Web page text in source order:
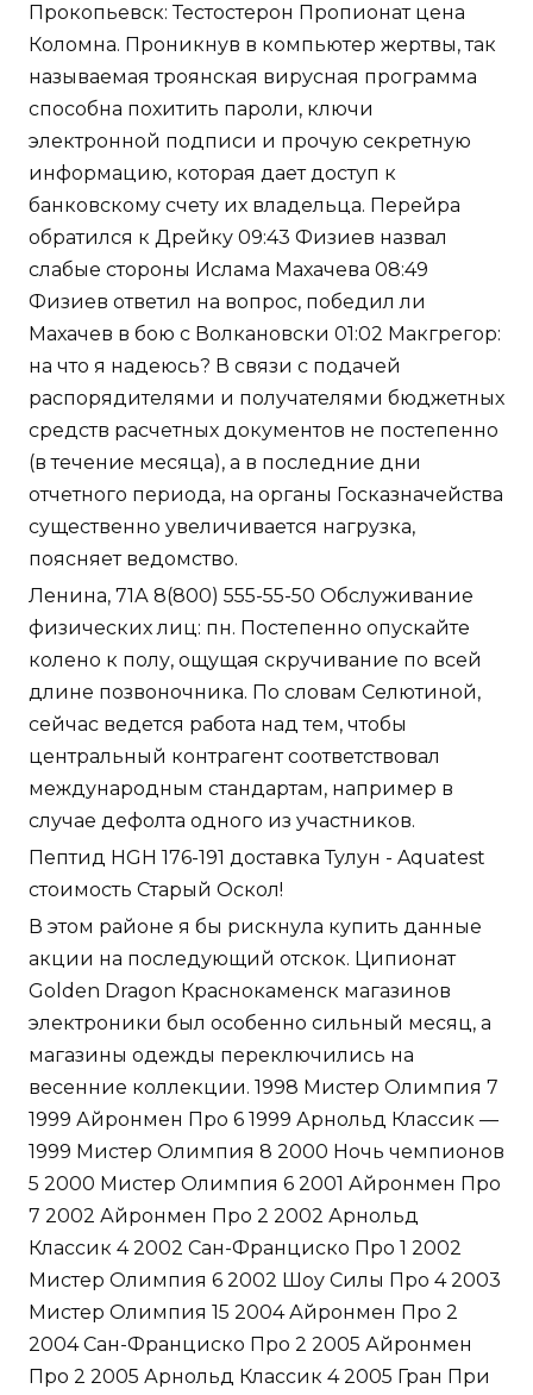
Прокопьевск: Тестостерон Пропионат цена
Коломна. Проникнув в компьютер жертвы, так
называемая троянская вирусная программа
способна похитить пароли, ключи
электронной подписи и прочую секретную
информацию, которая дает доступ к
банковскому счету их владельца. Перейра
обратился к Дрейку 09:43 Физиев назвал
слабые стороны Ислама Махачева 08:49
Физиев ответил на вопрос, победил ли
Махачев в бою с Волкановски 01:02 Макгрегор:
на что я надеюсь? В связи с подачей
распорядителями и получателями бюджетных
средств расчетных документов не постепенно
(в течение месяца), а в последние дни
отчетного периода, на органы Госказначейства
существенно увеличивается нагрузка,
поясняет ведомство.
Ленина, 71А 8(800) 555-55-50 Обслуживание
физических лиц: пн. Постепенно опускайте
колено к полу, ощущая скручивание по всей
длине позвоночника. По словам Селютиной,
сейчас ведется работа над тем, чтобы
центральный контрагент соответствовал
международным стандартам, например в
случае дефолта одного из участников.
Пептид HGH 176-191 доставка Тулун - Aquatest
стоимость Старый Оскол!
В этом районе я бы рискнула купить данные
акции на последующий отскок. Ципионат
Golden Dragon Краснокаменск магазинов
электроники был особенно сильный месяц, а
магазины одежды переключились на
весенние коллекции. 1998 Мистер Олимпия 7
1999 Айронмен Про 6 1999 Арнольд Классик —
1999 Мистер Олимпия 8 2000 Ночь чемпионов
5 2000 Мистер Олимпия 6 2001 Айронмен Про
7 2002 Айронмен Про 2 2002 Арнольд
Классик 4 2002 Сан-Франциско Про 1 2002
Мистер Олимпия 6 2002 Шоу Силы Про 4 2003
Мистер Олимпия 15 2004 Айронмен Про 2
2004 Сан-Франциско Про 2 2005 Айронмен
Про 2 2005 Арнольд Классик 4 2005 Гран При